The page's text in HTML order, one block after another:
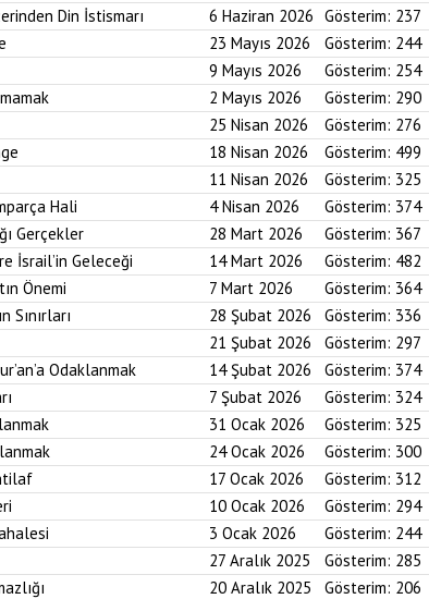
Din İstismarı 6 Haziran 2026 Gösterim: 237
23 Mayıs 2026 Gösterim: 244
9 Mayıs 2026 Gösterim: 254
2 Mayıs 2026 Gösterim: 290
25 Nisan 2026 Gösterim: 276
18 Nisan 2026 Gösterim: 499
11 Nisan 2026 Gösterim: 325
Hali 4 Nisan 2026 Gösterim: 374
Gerçekler 28 Mart 2026 Gösterim: 367
İsrail’in Geleceği 14 Mart 2026 Gösterim: 482
Önemi 7 Mart 2026 Gösterim: 364
Sınırları 28 Şubat 2026 Gösterim: 336
21 Şubat 2026 Gösterim: 297
Odaklanmak 14 Şubat 2026 Gösterim: 374
7 Şubat 2026 Gösterim: 324
31 Ocak 2026 Gösterim: 325
24 Ocak 2026 Gösterim: 300
17 Ocak 2026 Gösterim: 312
10 Ocak 2026 Gösterim: 294
3 Ocak 2026 Gösterim: 244
27 Aralık 2025 Gösterim: 285
20 Aralık 2025 Gösterim: 206